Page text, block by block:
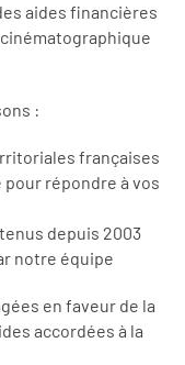
aides financières
:
françaises
répondre à vos
depuis 2003
notre équipe
en faveur de la
accordées à la